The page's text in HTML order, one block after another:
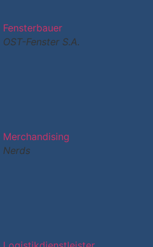
Fensterbauer
OST-Fenster S.A.
Merchandising
Nerds